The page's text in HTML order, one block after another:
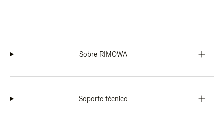
Sobre RIMOWA
Soporte técnico